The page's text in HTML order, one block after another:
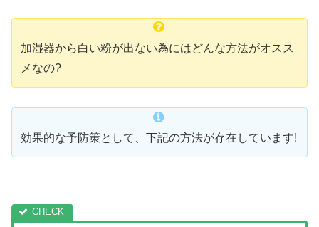
加湿器から白い粉が出ない為にはどんな方法がオスス
メなの?
効果的な予防策として、下記の方法が存在しています!